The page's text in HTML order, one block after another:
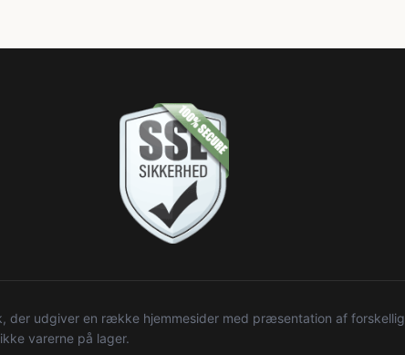
der udgiver en række hjemmesider med præsentation af
varerne på lager.